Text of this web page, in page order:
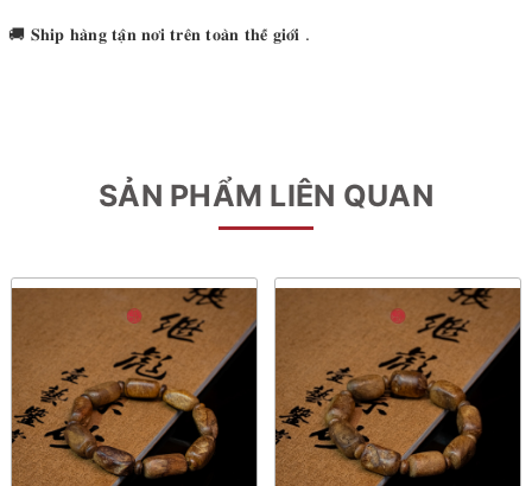
🚚 𝐒𝐡𝐢𝐩 𝐡𝐚̀𝐧𝐠 𝐭𝐚̣̂𝐧 𝐧𝐨̛𝐢 𝐭𝐫𝐞̂𝐧 𝐭𝐨𝐚̀𝐧 𝐭𝐡𝐞̂́ 𝐠𝐢𝐨̛́𝐢 .
SẢN PHẨM LIÊN QUAN